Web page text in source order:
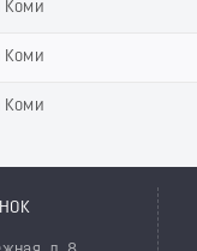
Коми
Коми
Коми